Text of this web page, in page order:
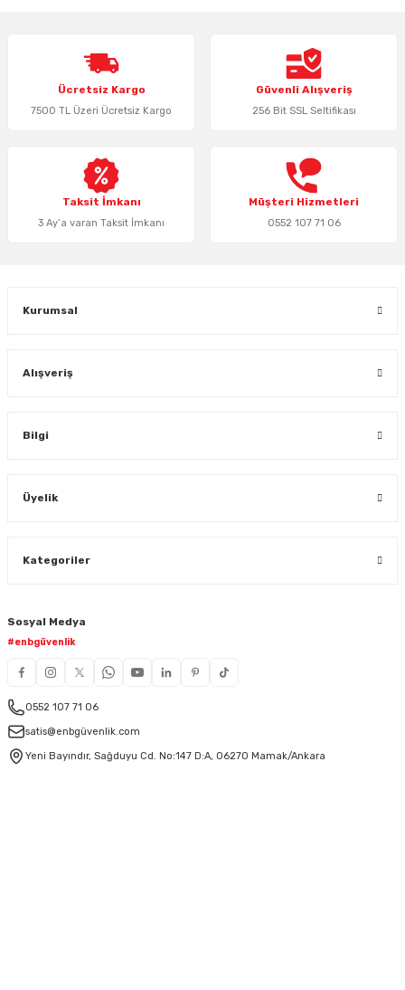
Ürün resmi kalitesiz, bozuk veya görüntülenemiyor.
Ürün açıklamasında eksik bilgiler bulunuyor.
Ürün bilgilerinde hatalar bulunuyor.
Bu ürüne benzer farklı alternatifler olmalı.
Ücretsiz Kargo
7500 TL Üzeri Ücretsiz Kargo
Güvenli Alışveriş
256 Bit SSL Seltifikası
Taksit İmkanı
3 Ay’a varan Taksit İmkanı
Müşteri Hizmetleri
0552 107 71 06
Kurumsal
Alışveriş
Bilgi
Üyelik
Kategoriler
Sosyal Medya
#enbgüvenlik
0552 107 71 06
satis@enbgüvenlik.com
Yeni Bayındır, Sağduyu Cd. No:147 D:A, 06270 Mamak/Ankara